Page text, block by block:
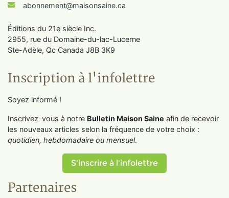
abonnement@maisonsaine.ca
Éditions du 21e siècle Inc.
2955, rue du Domaine-du-lac-Lucerne
Ste-Adèle, Qc Canada J8B 3K9
Inscription à l'infolettre
Soyez informé !
Inscrivez-vous à notre Bulletin Maison Saine afin de recevoir
les nouveaux articles selon la fréquence de votre choix :
quotidien, hebdomadaire ou mensuel.
S'inscrire à l'infolettre
Partenaires